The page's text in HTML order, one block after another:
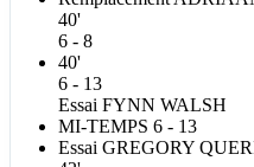
40'
6 - 8
40'
6 - 13
Essai FYNN WALSH
MI-TEMPS 6 - 13
Essai GREGORY